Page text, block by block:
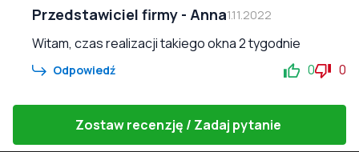
Przedstawiciel firmy - Anna1.11.2022
Witam, czas realizacji takiego okna 2 tygodnie
Odpowiedź 0 0
Zostaw recenzję / Zadaj pytanie